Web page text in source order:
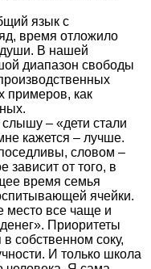
язык с
время отложило
души. В нашей
диапазон свободы
примеров, как
– «дети стали
кажется – лучше.
словом –
от того, в
время семья
ячейки.
место все чаще и
Приоритеты
собственном соку,
И только школа